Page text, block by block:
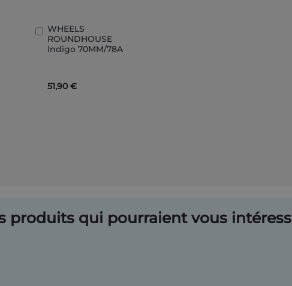
WHEELS
ROUNDHOUSE
Indigo 70MM/78A
51,90 €
Ajouter
au
panier
produits qui pourraient vous